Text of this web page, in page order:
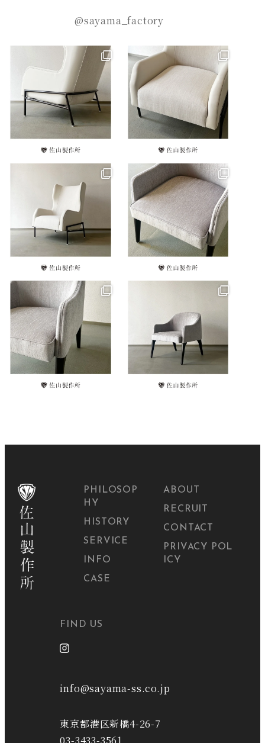
@sayama_factory
PHILOSOP
HY
HISTORY
SERVICE
INFO
CASE
ABOUT
RECRUIT
CONTACT
PRIVACY POL
ICY
FIND US
info@sayama-ss.co.jp
東京都港区新橋4-26-7